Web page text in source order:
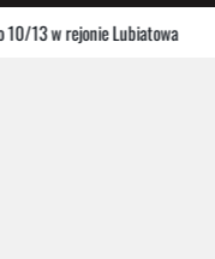
w rejonie Lubiatowa